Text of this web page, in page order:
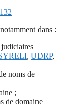
dans :
, UDRP,
noms de
;
de domaine